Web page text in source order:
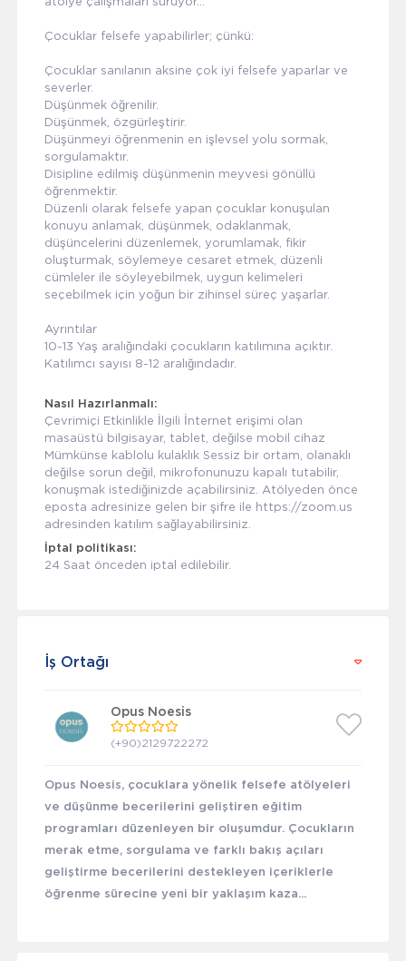
Çocuklar felsefe yapabilirler; çünkü:
Çocuklar sanılanın aksine çok iyi felsefe yaparlar ve
severler.
Düşünmek öğrenilir.
Düşünmek, özgürleştirir.
Düşünmeyi öğrenmenin en işlevsel yolu sormak,
sorgulamaktır.
Disipline edilmiş düşünmenin meyvesi gönüllü
öğrenmektir.
Düzenli olarak felsefe yapan çocuklar konuşulan
konuyu anlamak, düşünmek, odaklanmak,
düşüncelerini düzenlemek, yorumlamak, fikir
oluşturmak, söylemeye cesaret etmek, düzenli
cümleler ile söyleyebilmek, uygun kelimeleri
seçebilmek için yoğun bir zihinsel süreç yaşarlar.
Ayrıntılar
10-13 Yaş aralığındaki çocukların katılımına açıktır.
Katılımcı sayısı 8-12 aralığındadır.
Nasıl Hazırlanmalı:
Çevrimiçi Etkinlikle İlgili İnternet erişimi olan
masaüstü bilgisayar, tablet, değilse mobil cihaz
Mümkünse kablolu kulaklık Sessiz bir ortam, olanaklı
değilse sorun değil, mikrofonunuzu kapalı tutabilir,
konuşmak istediğinizde açabilirsiniz. Atölyeden önce
eposta adresinize gelen bir şifre ile https://zoom.us
adresinden katılım sağlayabilirsiniz.
İptal politikası:
24 Saat önceden iptal edilebilir.
İş Ortağı
Opus Noesis
(+90)2129722272
Opus Noesis, çocuklara yönelik felsefe atölyeleri
ve düşünme becerilerini geliştiren eğitim
programları düzenleyen bir oluşumdur. Çocukların
merak etme, sorgulama ve farklı bakış açıları
geliştirme becerilerini destekleyen içeriklerle
öğrenme sürecine yeni bir yaklaşım kaza...